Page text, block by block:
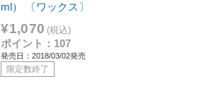
ml） 〔ワックス〕
¥1,070 (税込)
ポイント：107
発売日：2018/03/02発売
限定数終了